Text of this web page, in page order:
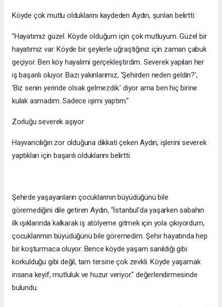
Köyde çok mutlu olduklarını kaydeden Aydın, şunları belirtti:
"Hayatımız güzel. Köyde olduğum için çok mutluyum. Güzel bir
hayatımız var. Köyde bir şeylerle uğraştığınız için zaman çabuk
geçiyor. Ben köy hayalimi gerçekleştirdim. Severek yapılan her
iş başarılı oluyor. Bazı yakınlarımız, 'Şehirden neden geldin?',
'Biz senin yerinde olsak gelmezdik.' diyor ama ben hiç birine
kulak asmadım. Sadece işimi yaptım."
Zorluğu severek aşıyor
Hayvancılığın zor olduğuna dikkati çeken Aydın, işlerini severek
yaptıkları için başarılı olduklarını belirtti.
Şehirde yaşayanların çocuklarının büyüdüğünü bile
göremediğini dile getiren Aydın, "İstanbul'da yaşarken sabahın
ilk ışıklarında kalkarak iş atölyeme gitmek için yola çıkıyordum,
çocuklarımın büyüdüğünü bile göremedim. Şehir hayatında hep
bir koşturmaca oluyor. Bence köyde yaşam sanıldığı gibi
korkulduğu gibi değil, tam tersine çok zevkli. Köyde yaşamak
insana keyif, mutluluk ve huzur veriyor." değerlendirmesinde
bulundu.